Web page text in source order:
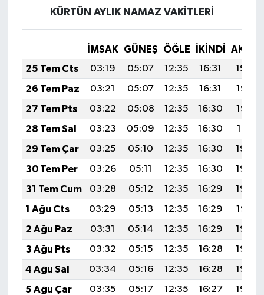
KÜRTÜN AYLIK NAMAZ VAKITLERI
İMSAK GÜNEŞ ÖĞLE İKINDI
25 Tem Cts
03:19 05:07 12:35 16:31
19:54
26 Tem Paz
03:21 05:07 12:35 16:31
19:53
27 Tem Pts
03:22 05:08 12:35 16:30
19:52
28 Tem Sal
03:23 05:09 12:35 16:30
19:51
29 Tem Çar
03:25 05:10 12:35 16:30
19:50
30 Tem Per
03:26 05:11 12:35 16:30
19:49
31 Tem Cum
03:28 05:12 12:35 16:29
19:48
1 Ağu Cts
03:29 05:13 12:35 16:29
19:47
2 Ağu Paz
03:31 05:14 12:35 16:29
19:46
3 Ağu Pts
03:32 05:15 12:35 16:28
19:45
4 Ağu Sal
03:34 05:16 12:35 16:28
19:44
5 Ağu Çar
03:35 05:17 12:35 16:27
19:43